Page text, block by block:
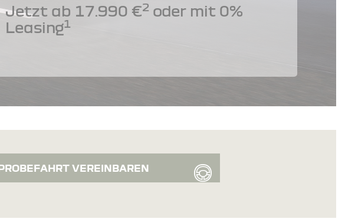
Jetzt ab 17.990 €2 oder mit 0%
Leasing1
VEREINBAREN